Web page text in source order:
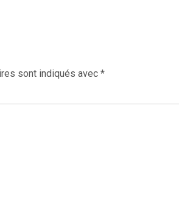
sont indiqués avec *